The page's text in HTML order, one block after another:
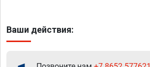
Ваши действия: